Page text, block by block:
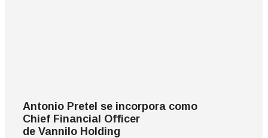
Antonio Pretel se incorpora como
Chief Financial Officer
de Vannilo Holding